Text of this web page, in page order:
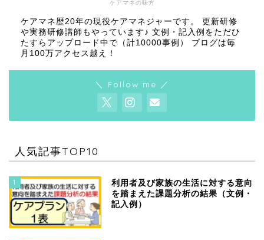
ケアマネの味方
ケアマネ歴20年の現役ケアマネジャーです。 更新研修
や実務研修講師もやっています♪ 文例・記入例をただひ
たすらアップロード中で（計10000事例） ブログは毎
月100万アクセス越え！
＼ Follow me ／
人気記事TOP10
1
利用者及び家族の生活に対する意向
を踏まえた課題分析の結果（文例・
記入例）